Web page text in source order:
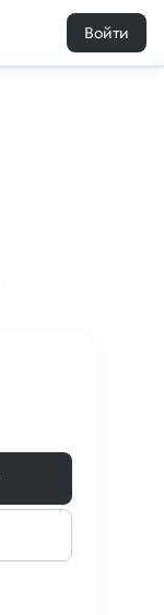
Войти
1285 1